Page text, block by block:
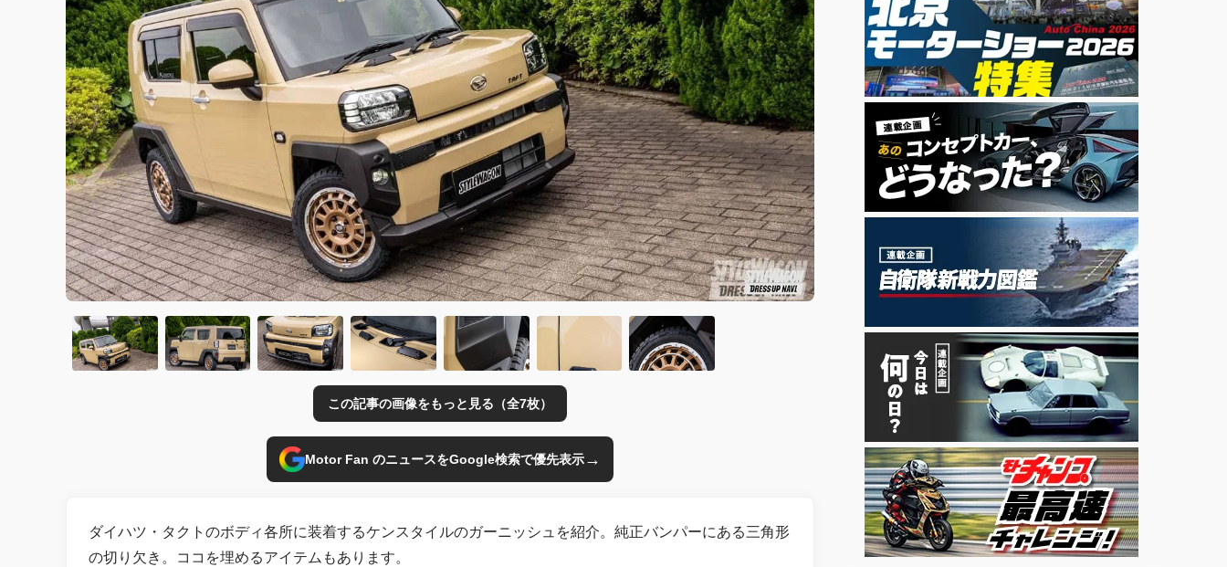
この記事の画像をもっと見る（全7枚）
Motor Fan のニュースをGoogle検索で優先表示→
ダイハツ・タクトのボディ各所に装着するケンスタイルのガーニッシュを紹介。純正バンパーにある三角形
の切り欠き。ココを埋めるアイテムもあります。